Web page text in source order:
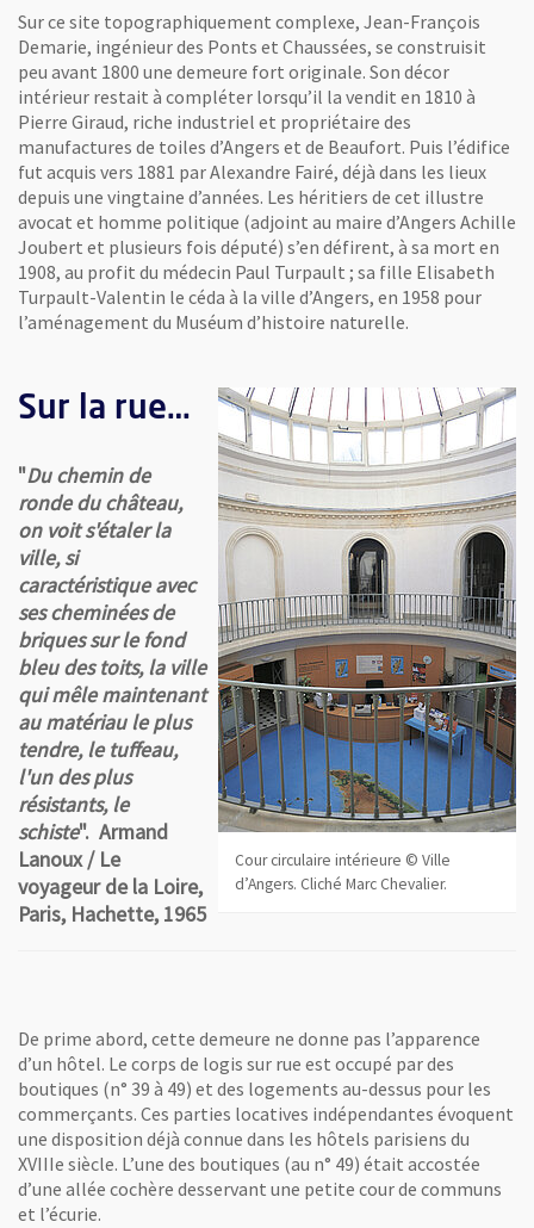
Sur ce site topographiquement complexe, Jean-François
Demarie, ingénieur des Ponts et Chaussées, se construisit
peu avant 1800 une demeure fort originale. Son décor
intérieur restait à compléter lorsqu’il la vendit en 1810 à
Pierre Giraud, riche industriel et propriétaire des
manufactures de toiles d’Angers et de Beaufort. Puis l’édifice
fut acquis vers 1881 par Alexandre Fairé, déjà dans les lieux
depuis une vingtaine d’années. Les héritiers de cet illustre
avocat et homme politique (adjoint au maire d’Angers Achille
Joubert et plusieurs fois député) s’en défirent, à sa mort en
1908, au profit du médecin Paul Turpault ; sa fille Elisabeth
Turpault-Valentin le céda à la ville d’Angers, en 1958 pour
l’aménagement du Muséum d’histoire naturelle.
Cour circulaire intérieure © Ville
d’Angers. Cliché Marc Chevalier.
Sur la rue…
"Du chemin de
ronde du château,
on voit s'étaler la
ville, si
caractéristique avec
ses cheminées de
briques sur le fond
bleu des toits, la ville
qui mêle maintenant
au matériau le plus
tendre, le tuffeau,
l'un des plus
résistants, le
schiste". Armand
Lanoux / Le
voyageur de la Loire,
Paris, Hachette, 1965
De prime abord, cette demeure ne donne pas l’apparence
d’un hôtel. Le corps de logis sur rue est occupé par des
boutiques (n° 39 à 49) et des logements au-dessus pour les
commerçants. Ces parties locatives indépendantes évoquent
une disposition déjà connue dans les hôtels parisiens du
XVIIIe siècle. L’une des boutiques (au n° 49) était accostée
d’une allée cochère desservant une petite cour de communs
et l’écurie.